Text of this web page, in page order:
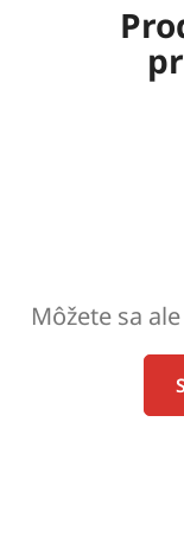
Môžete sa